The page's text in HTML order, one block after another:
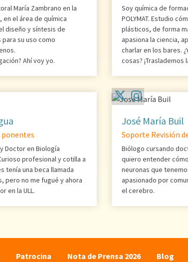
María Zambrano en la
en el área de química
diseño y síntesis de
su uso como
Ahí voy yo.
Soy química de
POLYMAT. Estudio
plásticos, de forma
apasiona la ciencia,
charlar en los bares.
cosas?
ponentes
Doctor en Biología
profesional y cotilla a
tenía una beca llamada
pero no me fugué y ahora
en la ULL.
José María Buil
Soporte Revisión
Biólogo cursando
quiero entender
neuronas que
apasionado por
el cerebro.
Patrocina Nota de Prensa 2026 Blog